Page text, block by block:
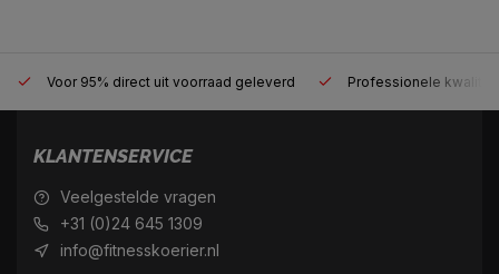
Voor 95% direct uit voorraad geleverd Professionele
KLANTENSERVICE
Veelgestelde vragen
+31 (0)24 645 1309
info@fitnesskoerier.nl